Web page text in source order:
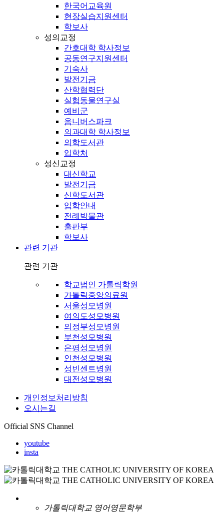
한국어교육원
현장실습지원센터
학보사
성의교정
간호대학 학사정보
공동연구지원센터
기숙사
발전기금
산학협력단
실험동물연구실
예비군
옴니버스파크
의과대학 학사정보
의학도서관
입학처
성신교정
대신학교
발전기금
신학도서관
입학안내
전례박물관
출판부
학보사
관련 기관
관련 기관
학교법인 가톨릭학원
가톨릭중앙의료원
서울성모병원
여의도성모병원
의정부성모병원
부천성모병원
은평성모병원
인천성모병원
성빈센트병원
대전성모병원
개인정보처리방침
오시는길
Official SNS Channel
youtube
insta
가톨릭대학교 영어영문학부